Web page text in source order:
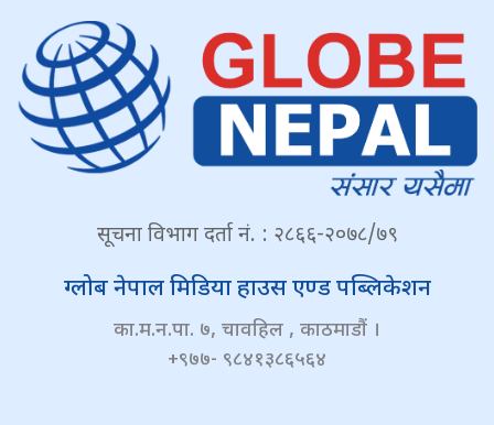
सूचना विभाग दर्ता नं. : २८६६-२०७८/७९
ग्लोब नेपाल मिडिया हाउस एण्ड पब्लिकेशन
का.म.न.पा. ७, चावहिल , काठमाडौं ।
+९७७- ९८४१३८६५६४